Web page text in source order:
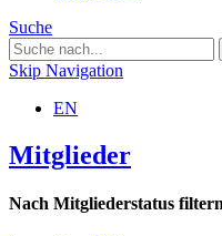
Suche
Skip Navigation
EN
Mitglieder
Nach Mitgliederstatus filtern